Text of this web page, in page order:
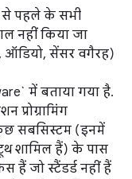
से पहले के सभी
नहीं किया जा
ऑडियो, सेंसर वगैरह)
में बताया गया है.
प्रोग्रामिंग
सबसिस्टम (इनमें
शामिल हैं) के पास
हैं जो स्टैंडर्ड नहीं हैं